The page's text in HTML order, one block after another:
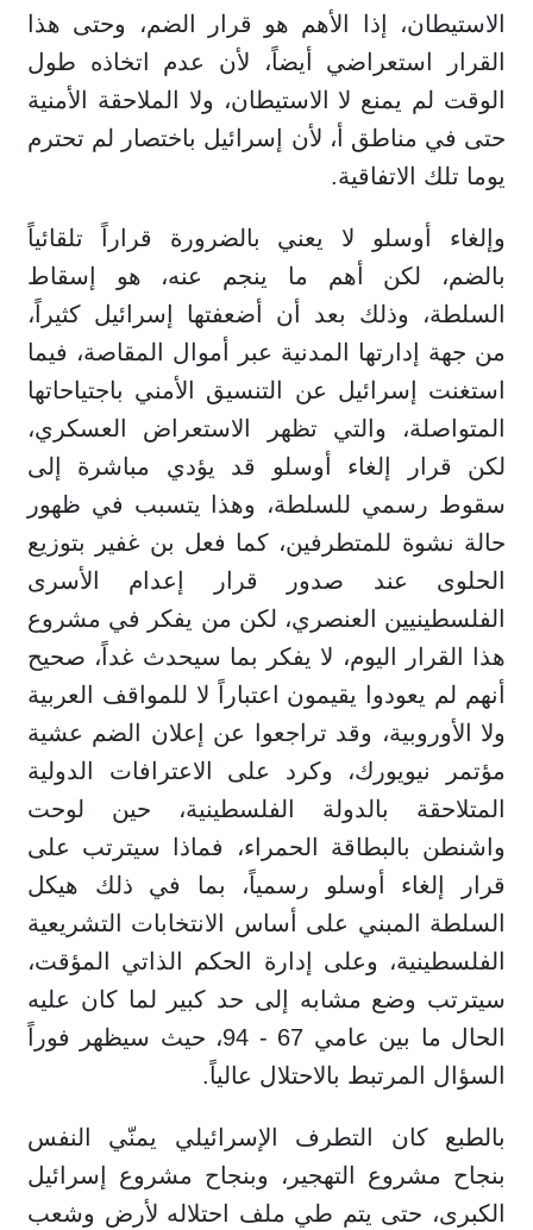
الاستيطان، إذا الأهم هو قرار الضم، وحتى هذا
القرار استعراضي أيضاً، لأن عدم اتخاذه طول
الوقت لم يمنع لا الاستيطان، ولا الملاحقة الأمنية
حتى في مناطق أ، لأن إسرائيل باختصار لم تحترم
يوما تلك الاتفاقية.
وإلغاء أوسلو لا يعني بالضرورة قراراً تلقائياً
بالضم، لكن أهم ما ينجم عنه، هو إسقاط
السلطة، وذلك بعد أن أضعفتها إسرائيل كثيراً،
من جهة إدارتها المدنية عبر أموال المقاصة، فيما
استغنت إسرائيل عن التنسيق الأمني باجتياحاتها
المتواصلة، والتي تظهر الاستعراض العسكري،
لكن قرار إلغاء أوسلو قد يؤدي مباشرة إلى
سقوط رسمي للسلطة، وهذا يتسبب في ظهور
حالة نشوة للمتطرفين، كما فعل بن غفير بتوزيع
الحلوى عند صدور قرار إعدام الأسرى
الفلسطينيين العنصري، لكن من يفكر في مشروع
هذا القرار اليوم، لا يفكر بما سيحدث غداً، صحيح
أنهم لم يعودوا يقيمون اعتباراً لا للمواقف العربية
ولا الأوروبية، وقد تراجعوا عن إعلان الضم عشية
مؤتمر نيويورك، وكرد على الاعترافات الدولية
المتلاحقة بالدولة الفلسطينية، حين لوحت
واشنطن بالبطاقة الحمراء، فماذا سيترتب على
قرار إلغاء أوسلو رسمياً، بما في ذلك هيكل
السلطة المبني على أساس الانتخابات التشريعية
الفلسطينية، وعلى إدارة الحكم الذاتي المؤقت،
سيترتب وضع مشابه إلى حد كبير لما كان عليه
الحال ما بين عامي 67 - 94، حيث سيظهر فوراً
السؤال المرتبط بالاحتلال عالياً.
بالطبع كان التطرف الإسرائيلي يمنّي النفس
بنجاح مشروع التهجير، وبنجاح مشروع إسرائيل
الكبرى، حتى يتم طي ملف احتلاله لأرض وشعب